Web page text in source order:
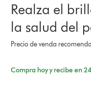
Realza el
la salud del
Precio de venda
Compra hoy y recibe en